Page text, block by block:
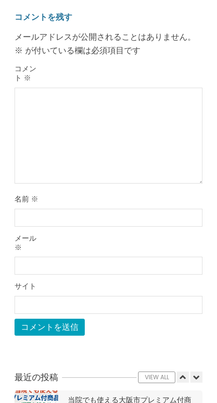
コメントを残す
メールアドレスが公開されることはありません。
※ が付いている欄は必須項目です
コメン
ト ※
名前 ※
メール
※
サイト
最近の投稿 VIEW ALL
たほうがいい？それとも温める？
整形外科で水を抜きヒアルロン酸注射
ジャンプやダッシュで膝のお皿の下が
自分で貼れるテーピングのご紹介
痛い！膝蓋靭帯炎になってしまったら
サポーターはつけるべき？
By: 院長 山下
2026年7月11日
当院でも使える大阪市プレミアム付商